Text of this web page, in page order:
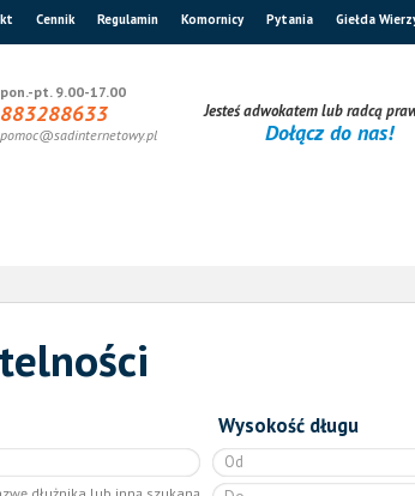
Cennik Regulamin Komornicy Pytania Giełda
pon.-pt. 9.00-17.00
883288633
pomoc@sadinternetowy.pl
Jesteś adwokatem lub radcą
Dołącz do nas!
Wysokość długu